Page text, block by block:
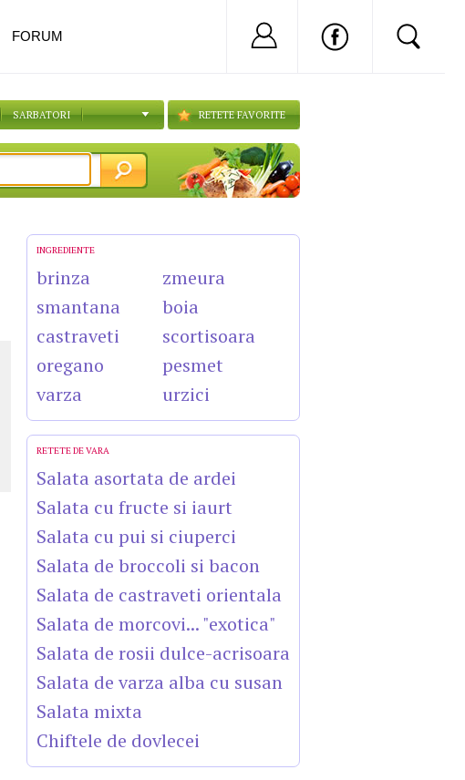
SARBATORI RETETE FAVORITE
INGREDIENTE
brinza
smantana
castraveti
oregano
varza
zmeura
boia
scortisoara
pesmet
urzici
RETETE DE VARA
Salata asortata de ardei
Salata cu fructe si iaurt
Salata cu pui si ciuperci
Salata de broccoli si bacon
Salata de castraveti orientala
Salata de morcovi... "exotica"
Salata de rosii dulce-acrisoara
Salata de varza alba cu susan
Salata mixta
Chiftele de dovlecei
FORUM Nu ai cont?